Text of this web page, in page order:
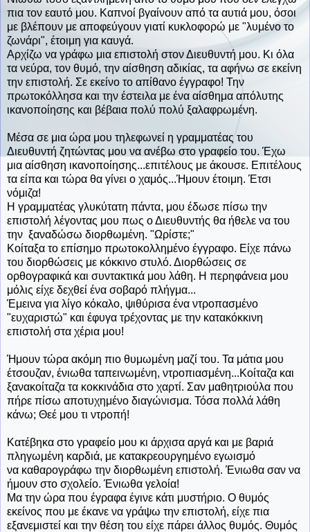
πια τον εαυτό μου. Καπνοί βγαίνουν από τα αυτιά μου, όσοι
με βλέπουν με αποφεύγουν γιατί κυκλοφορώ με "λυμένο το
ζωνάρι", έτοιμη για καυγά.
Αρχίζω να γράφω μια επιστολή στον Διευθυντή μου. Κι όλα
τα νεύρα, τον θυμό, την αίσθηση αδικίας, τα αφήνω σε εκείνη
την επιστολή. Σε εκείνο το απίθανο έγγραφο! Την
πρωτοκόλλησα και την έστειλα με ένα αίσθημα απόλυτης
ικανοποίησης και βέβαια πολύ πολύ ξαλαφρωμένη.
Μέσα σε μια ώρα μου τηλεφωνεί η γραμματέας του
Διευθυντή ζητώντας μου να ανέβω στο γραφείο του. Έχω
μια αίσθηση ικανοποίησης...επιτέλους με άκουσε. Επιτέλους
τα είπα και τώρα θα γίνει ο χαμός...Ήμουν έτοιμη. Έτσι
νόμιζα!
Η γραμματέας γλυκύτατη πάντα, μου έδωσε πίσω την
επιστολή λέγοντας μου πως ο Διευθυντής θα ήθελε να του
την ξαναδώσω διορθωμένη. "Ωρίστε;"
Κοίταξα το επίσημο πρωτοκολλημένο έγγραφο. Είχε πάνω
του διορθώσεις με κόκκινο στυλό. Διορθώσεις σε
ορθογραφικά και συντακτικά μου λάθη. Η περηφάνεια μου
μόλις είχε δεχθεί ένα σοβαρό πλήγμα...
Έμεινα για λίγο κόκαλο, ψιθύρισα ένα ντροπασμένο
"ευχαριστώ" και έφυγα τρέχοντας με την κατακόκκινη
επιστολή στα χέρια μου!
Ήμουν τώρα ακόμη πιο θυμωμένη μαζί του. Τα μάτια μου
έτσουζαν, ένιωθα ταπεινωμένη, ντροπιασμένη...Κοίταζα και
ξανακοίταζα τα κοκκινάδια στο χαρτί. Σαν μαθητριούλα που
πήρε πίσω αποτυχημένο διαγώνισμα. Τόσα πολλά λάθη
κάνω; Θεέ μου τι ντροπή!
Κατέβηκα στο γραφείο μου κι άρχισα αργά και με βαριά
πληγωμένη καρδιά, με κατακρεουργημένο εγωισμό
να καθαρογράφω την διορθωμένη επιστολή. Ένιωθα σαν να
ήμουν στο σχολείο. Ένιωθα γελοία!
Μα την ώρα που έγραφα έγινε κάτι μυστήριο. Ο θυμός
εκείνος που με έκανε να γράψω την επιστολή, είχε πια
εξανεμιστεί και την θέση του είχε πάρει άλλος θυμός. Θυμός